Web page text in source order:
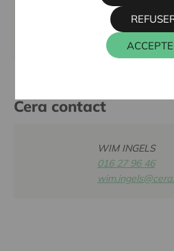
info@ksa-spermalie.be
www.ksa-
Cera contact
WIM INGELS
016 27 96 46